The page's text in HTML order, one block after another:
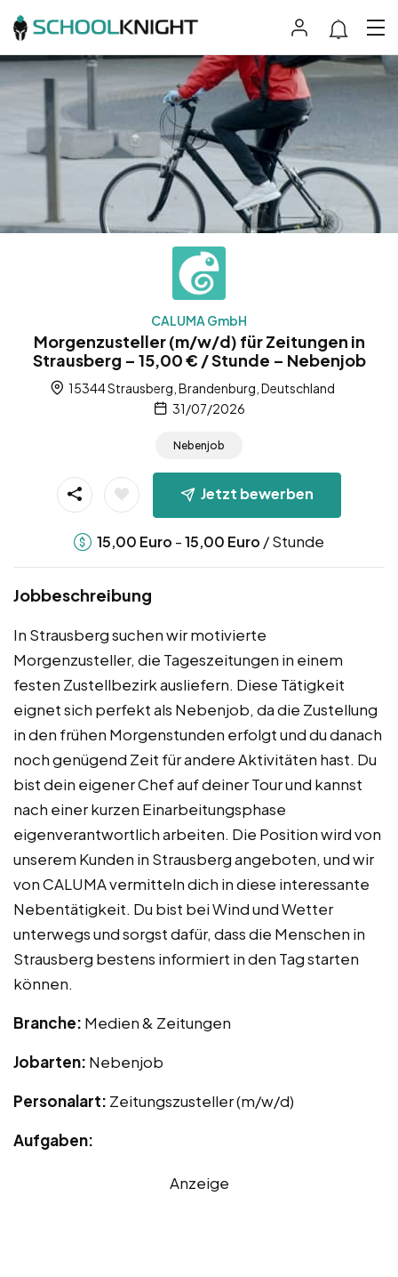
CALUMA GmbH
Morgenzusteller (m/w/d) für Zeitungen in
Strausberg – 15,00 € / Stunde – Nebenjob
15344 Strausberg, Brandenburg, Deutschland
31/07/2026
Nebenjob
Jetzt bewerben
15,00 Euro -15,00 Euro / Stunde
Jobbeschreibung
In Strausberg suchen wir motivierte
Morgenzusteller, die Tageszeitungen in einem
festen Zustellbezirk ausliefern. Diese Tätigkeit
eignet sich perfekt als Nebenjob, da die Zustellung
in den frühen Morgenstunden erfolgt und du danach
noch genügend Zeit für andere Aktivitäten hast. Du
bist dein eigener Chef auf deiner Tour und kannst
nach einer kurzen Einarbeitungsphase
eigenverantwortlich arbeiten. Die Position wird von
unserem Kunden in Strausberg angeboten, und wir
von CALUMA vermitteln dich in diese interessante
Nebentätigkeit. Du bist bei Wind und Wetter
unterwegs und sorgst dafür, dass die Menschen in
Strausberg bestens informiert in den Tag starten
können.
Branche: Medien & Zeitungen
Jobarten: Nebenjob
Personalart: Zeitungszusteller (m/w/d)
Aufgaben:
Anzeige